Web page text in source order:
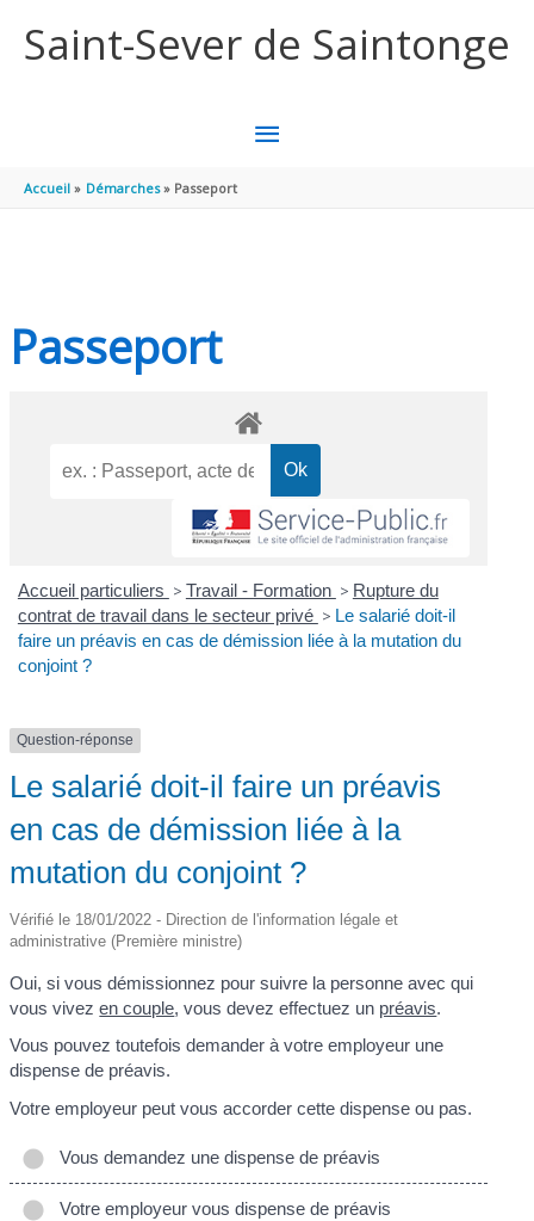
Saint-Sever de Saintonge
MENU
Accueil Démarches Passeport
Passeport
Accueil particuliers > Travail - Formation > Rupture du
contrat de travail dans le secteur privé > Le salarié doit-il
faire un préavis en cas de démission liée à la mutation du
conjoint ?
Question-réponse
Le salarié doit-il faire un préavis
en cas de démission liée à la
mutation du conjoint ?
Vérifié le 18/01/2022 - Direction de l'information légale et
administrative (Première ministre)
Oui, si vous démissionnez pour suivre la personne avec qui
vous vivezen couple, vous devez effectuez un préavis.
Vous pouvez toutefois demander à votre employeur une
dispense de préavis.
Votre employeur peut vous accorder cette dispense ou pas.
Vous demandez une dispense de préavis
Votre employeur vous dispense de préavis